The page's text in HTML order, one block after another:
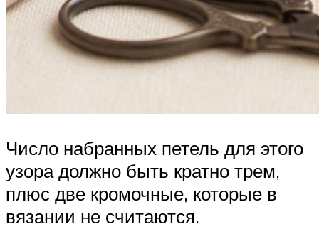
Число набранных петель для этого
узора должно быть кратно трем,
плюс две кромочные, которые в
вязании не считаются.